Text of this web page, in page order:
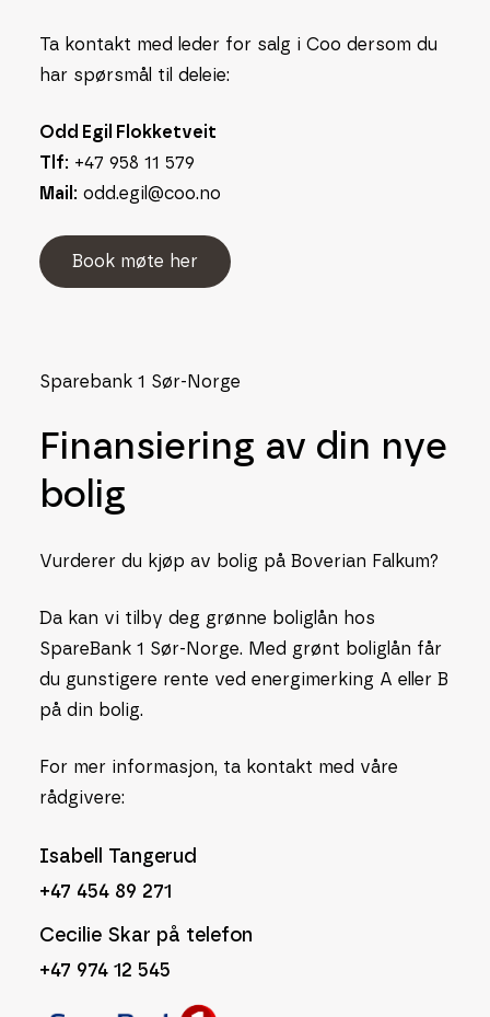
Ta kontakt med leder for salg i Coo dersom du
har spørsmål til deleie:
Odd Egil Flokketveit
Tlf: +47 958 11 579
Mail: odd.egil@coo.no
Boo k møte her
Sparebank 1 Sør-Norge
Finansiering av din nye
bolig
Vurderer du kjøp av bolig på Boverian Falkum?
Da kan vi tilby deg grønne boliglån hos
SpareBank 1 Sør-Norge. Med grønt boliglån får
du gunstigere rente ved energimerking A eller B
på din bolig.
For mer informasjon, ta kontakt med våre
rådgivere:
Isabell Tangerud
+47 454 89 271
Cecilie Skar på telefon
+47 974 12 545